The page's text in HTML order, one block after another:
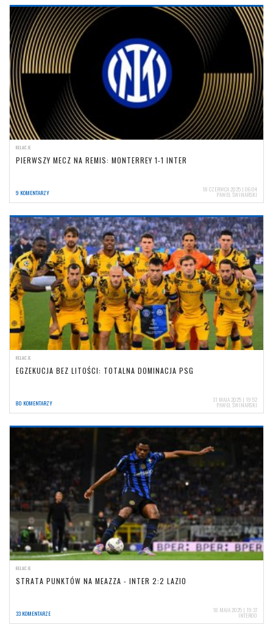
RELACJE
PIERWSZY MECZ NA REMIS: MONTERREY 1-1 INTER
9 KOMENTARZY 18 CZERWCA 2025 | 06:04
PAWEŁ ŚWINARSKI
RELACJE
EGZEKUCJA BEZ LITOŚCI: TOTALNA DOMINACJA PSG
80 KOMENTARZY 31 MAJA 2025 | 19:52
PAWEŁ ŚWINARSKI
RELACJE
STRATA PUNKTÓW NA MEAZZA - INTER 2:2 LAZIO
33 KOMENTARZE 18 MAJA 2025 | 19:37
INTER00